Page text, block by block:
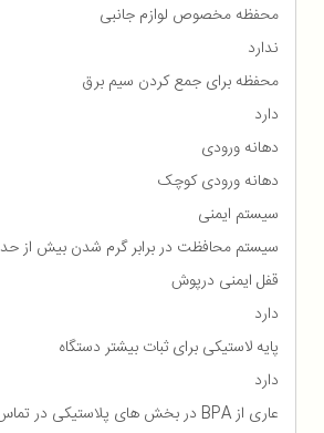
محفظه مخصوص لوازم جانبی
ندارد
محفظه برای جمع كردن سیم برق
دارد
دهانه ورودی
دهانه ورودی کوچک
سیستم ایمنی
سیستم محافظت در برابر گرم شدن بیش از حد
قفل ایمنی درپوش
دارد
پایه لاستیکی برای ثبات بیشتر دستگاه
دارد
عاری از BPA در بخش های پلاستیکی در تماس با مواد غذایی